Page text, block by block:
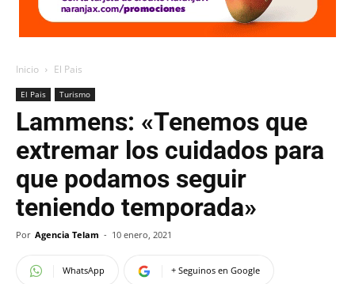
Inicio El Pais
El Pais Turismo
Lammens: «Tenemos que
extremar los cuidados para
que podamos seguir
teniendo temporada»
Por Agencia Telam - 10 enero, 2021
WhatsApp + Seguinos en Google